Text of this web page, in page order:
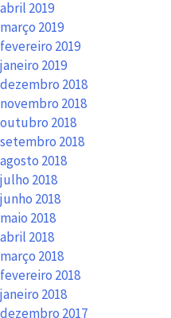
abril 2019
março 2019
fevereiro 2019
janeiro 2019
dezembro 2018
novembro 2018
outubro 2018
setembro 2018
agosto 2018
julho 2018
junho 2018
maio 2018
abril 2018
março 2018
fevereiro 2018
janeiro 2018
dezembro 2017